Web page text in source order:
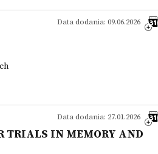
Data dodania: 09.06.2026
Data dodania: 27.01.2026
TRIALS IN MEMORY AND